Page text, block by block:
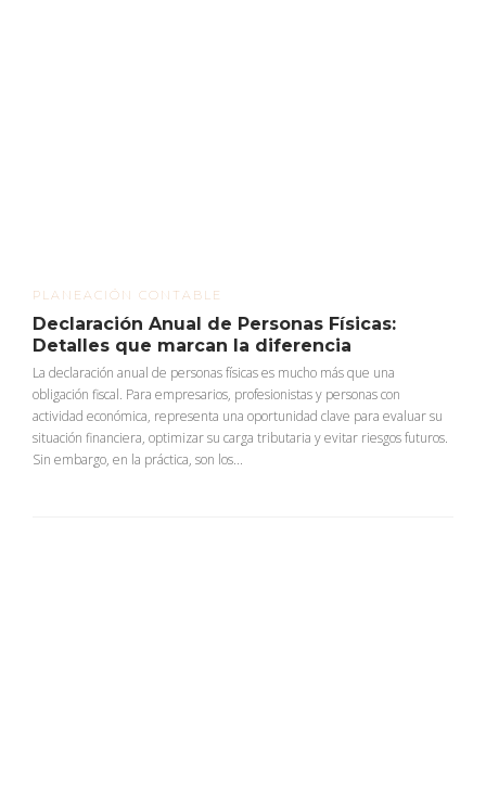
PLANEACIÓN CONTABLE
Declaración Anual de Personas Físicas:
Detalles que marcan la diferencia
La declaración anual de personas físicas es mucho más que una
obligación fiscal. Para empresarios, profesionistas y personas con
actividad económica, representa una oportunidad clave para evaluar su
situación financiera, optimizar su carga tributaria y evitar riesgos futuros.
Sin embargo, en la práctica, son los...